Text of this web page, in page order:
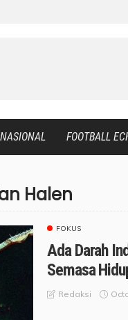
NASIONAL FOOTBALL
Halen
FOKUS
Ada Darah
Semasa
Redaksi